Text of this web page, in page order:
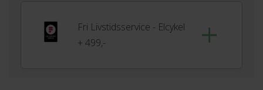
Fri Livstidsservice - Elcykel
+ 499,-